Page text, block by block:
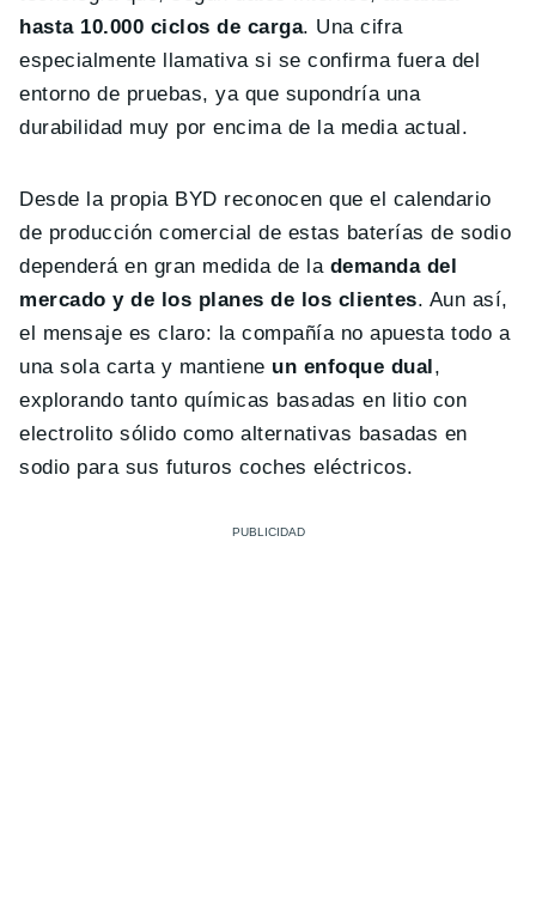
hasta 10.000 ciclos de carga. Una cifra
especialmente llamativa si se confirma fuera del
entorno de pruebas, ya que supondría una
durabilidad muy por encima de la media actual.
Desde la propia BYD reconocen que el calendario
de producción comercial de estas baterías de sodio
dependerá en gran medida de la demanda del
mercado y de los planes de los clientes. Aun así,
el mensaje es claro: la compañía no apuesta todo a
una sola carta y mantiene un enfoque dual ,
explorando tanto químicas basadas en litio con
electrolito sólido como alternativas basadas en
sodio para sus futuros coches eléctricos.